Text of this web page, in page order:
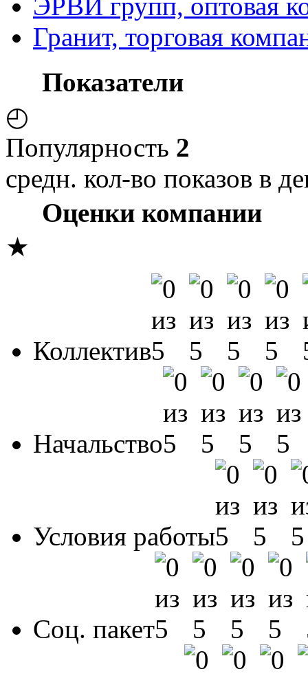
Гранит, торговая
Показатели
◴
Популярность 2
средн. кол-во показов в
Оценки компании
★
Коллектив
Начальство
Условия работы
Соц. пакет